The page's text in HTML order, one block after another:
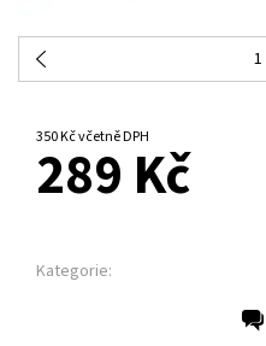
1
350 Kč včetně DPH
289 Kč
Kategorie: